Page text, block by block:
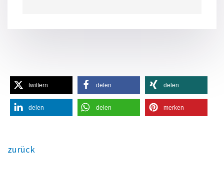
twittern delen delen
delen delen merken
zurück